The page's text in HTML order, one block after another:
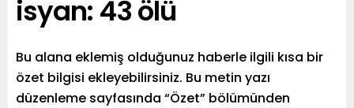
isyan: 43 ölü
Bu alana eklemiş olduğunuz haberle ilgili kısa bir
özet bilgisi ekleyebilirsiniz. Bu metin yazı
düzenleme sayfasında “Özet” bölümünden